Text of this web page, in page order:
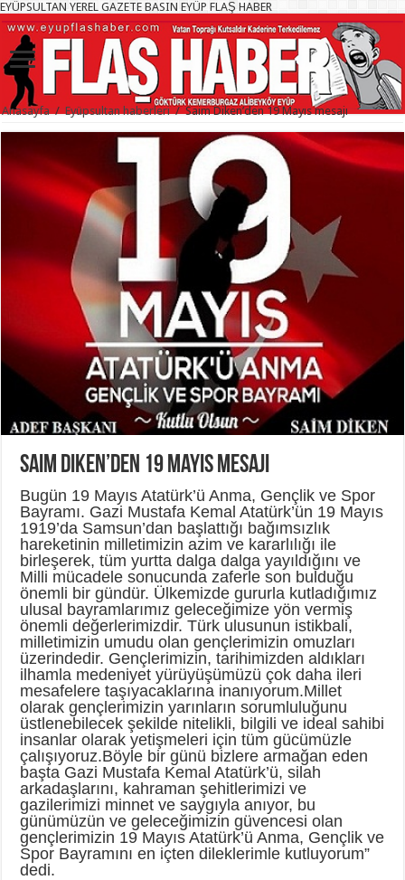
EYÜPSULTAN YEREL GAZETE BASIN EYÜP FLAŞ HABER
Anasayfa / Eyüpsultan haberleri / Saim Diken’den 19 Mayıs mesajı
Saim Diken’den 19 Mayıs mesajı
Bugün 19 Mayıs Atatürk’ü Anma, Gençlik ve Spor
Bayramı. Gazi Mustafa Kemal Atatürk’ün 19 Mayıs
1919’da Samsun’dan başlattığı bağımsızlık
hareketinin milletimizin azim ve kararlılığı ile
birleşerek, tüm yurtta dalga dalga yayıldığını ve
Milli mücadele sonucunda zaferle son bulduğu
önemli bir gündür. Ülkemizde gururla kutladığımız
ulusal bayramlarımız geleceğimize yön vermiş
önemli değerlerimizdir. Türk ulusunun istikbali,
milletimizin umudu olan gençlerimizin omuzları
üzerindedir. Gençlerimizin, tarihimizden aldıkları
ilhamla medeniyet yürüyüşümüzü çok daha ileri
mesafelere taşıyacaklarına inanıyorum.Millet
olarak gençlerimizin yarınların sorumluluğunu
üstlenebilecek şekilde nitelikli, bilgili ve ideal sahibi
insanlar olarak yetişmeleri için tüm gücümüzle
çalışıyoruz.Böyle bir günü bizlere armağan eden
başta Gazi Mustafa Kemal Atatürk’ü, silah
arkadaşlarını, kahraman şehitlerimizi ve
gazilerimizi minnet ve saygıyla anıyor, bu
günümüzün ve geleceğimizin güvencesi olan
gençlerimizin 19 Mayıs Atatürk’ü Anma, Gençlik ve
Spor Bayramını en içten dileklerimle kutluyorum”
dedi.